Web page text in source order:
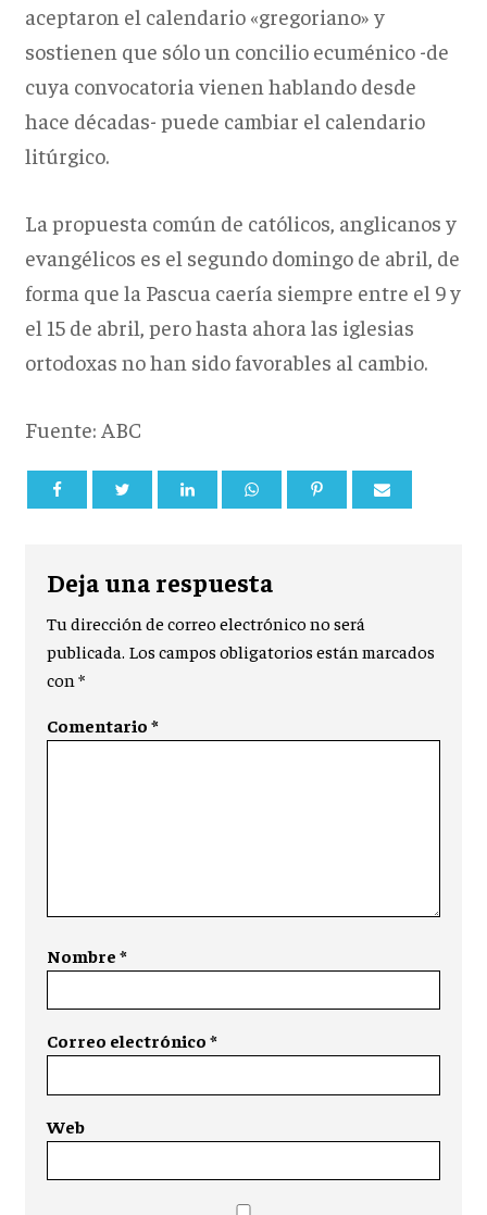
aceptaron el calendario «gregoriano» y
sostienen que sólo un concilio ecuménico -de
cuya convocatoria vienen hablando desde
hace décadas- puede cambiar el calendario
litúrgico.
La propuesta común de católicos, anglicanos y
evangélicos es el segundo domingo de abril, de
forma que la Pascua caería siempre entre el 9 y
el 15 de abril, pero hasta ahora las iglesias
ortodoxas no han sido favorables al cambio.
Fuente: ABC
Deja una respuesta
Tu dirección de correo electrónico no será
publicada. Los campos obligatorios están marcados
con*
Comentario*
Nombre*
Correo electrónico*
Web